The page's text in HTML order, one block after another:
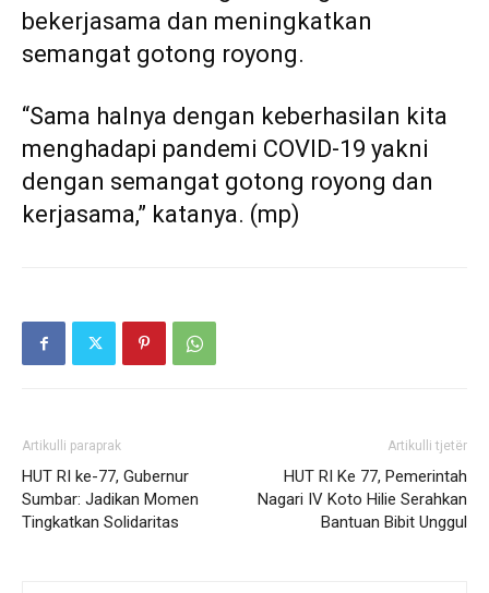
bekerjasama dan meningkatkan
semangat gotong royong.
“Sama halnya dengan keberhasilan kita
menghadapi pandemi COVID-19 yakni
dengan semangat gotong royong dan
kerjasama,” katanya. (mp)
Artikulli paraprak
HUT RI ke-77, Gubernur
Sumbar: Jadikan Momen
Tingkatkan Solidaritas
Artikulli tjetër
HUT RI Ke 77, Pemerintah
Nagari IV Koto Hilie Serahkan
Bantuan Bibit Unggul